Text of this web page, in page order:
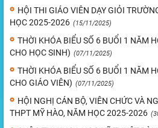
HỘI THI GIÁO VIÊN DẠY GIỎI
HỌC 2025-2026 (15/11/2025)
THỜI KHÓA BIỂU SỐ 6 BUỔI 1 NĂM
CHO HỌC SINH) (07/11/2025)
THỜI KHÓA BIỂU SỐ 6 BUỔI 1 NĂM
CHO GIÁO VIÊN) (07/11/2025)
HỘI NGHỊ CÁN BỘ, VIÊN CHỨC VÀ
THPT MỸ HÀO, NĂM HỌC 2025-2026